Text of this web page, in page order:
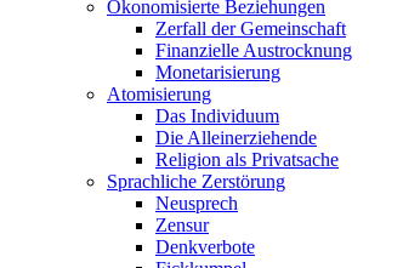
Ökonomisierte Beziehungen
Zerfall der Gemeinschaft
Finanzielle Austrocknung
Monetarisierung
Atomisierung
Das Individuum
Die Alleinerziehende
Religion als Privatsache
Sprachliche Zerstörung
Neusprech
Zensur
Denkverbote